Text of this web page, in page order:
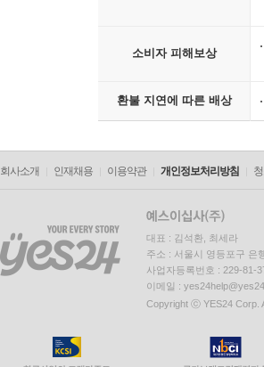
소비자 피해보상
환불 지연에 따른 배상
회사소개 인재채용 이용약관 개인정보처리방침
대표 : 김석환, 최세라
주소 : 서울시 영등포구 은
사업자등록번호 : 229-
이메일 :
Copyright ⓒ YES24 Corp.